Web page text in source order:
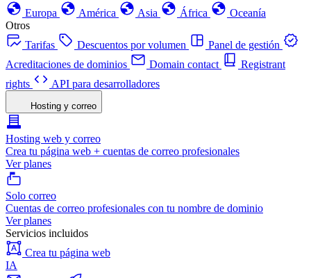
Europa
América Asia África
Oceanía
Otros
Tarifas
Descuentos por volumen
Panel de gestión
Acreditaciones de dominios
Domain contact
Registrant
rights
API para desarrolladores
Hosting y correo
Hosting web y correo
Crea tu página web + cuentas de correo profesionales
Ver planes
Solo correo
Cuentas de correo profesionales con tu nombre de dominio
Ver planes
Servicios incluidos
Crea tu página web
IA